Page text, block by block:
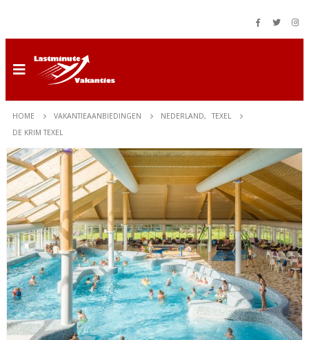
HOME VAKANTIEAANBIEDINGEN NEDERLAND,
TEXEL
DE KRIM TEXEL